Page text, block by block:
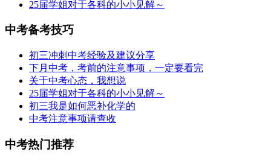
25届学姐对于各科的小小见解～
中考备考技巧
初三冲刺中考经验及建议分享
下月中考，考前的注意事项，一定要看完
关于中考心态，我想说
25届学姐对于各科的小小见解～
初三我是如何恶补化学的
中考注意事项请查收
中考热门推荐